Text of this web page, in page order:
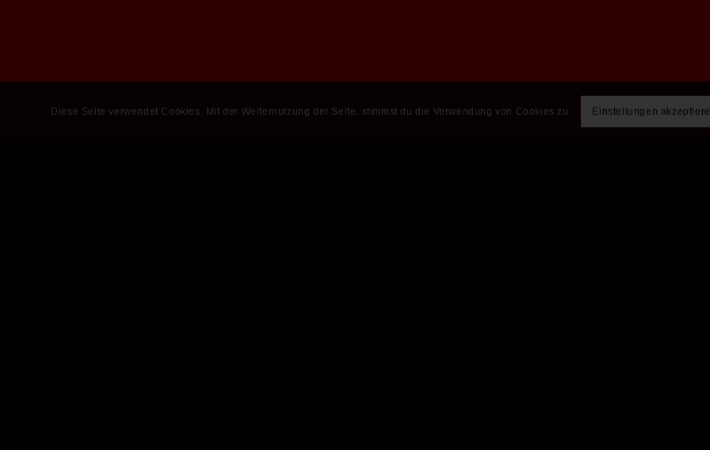
Diese Seite verwendet Cookies. Mit der Weiternutzung der Seite, stimmst du die Verwendung von Cookies zu. Einstellungen